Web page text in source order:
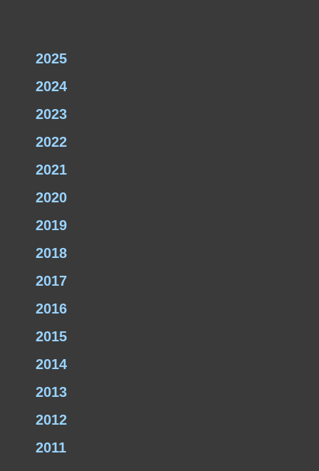
2025
2024
2023
2022
2021
2020
2019
2018
2017
2016
2015
2014
2013
2012
2011